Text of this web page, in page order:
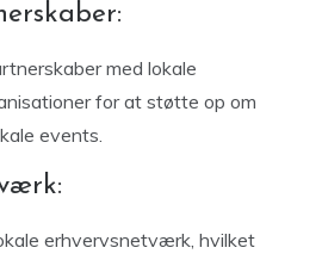
med lokale
for at støtte op om
events.
erhvervsnetværk, hvilket